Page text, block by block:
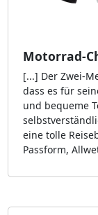
Motorrad-
[...] Der Zwei-
dass es für
und bequeme
eine tolle
Passform,